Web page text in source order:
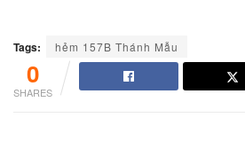
Tags: hẻm 157B Thánh Mẫu
0
SHARES